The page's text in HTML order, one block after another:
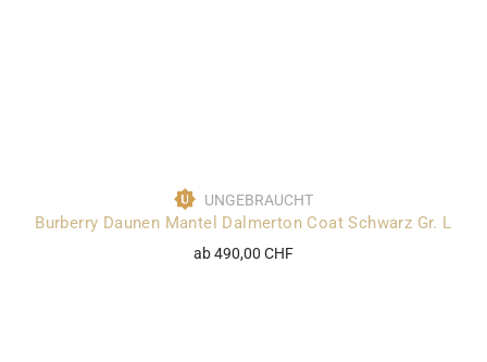
UNGEBRAUCHT
Burberry Daunen Mantel Dalmerton Coat Schwarz Gr. L
ab 490,00 CHF